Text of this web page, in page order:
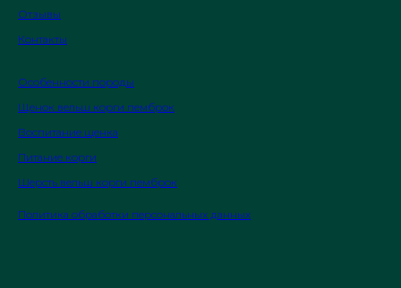
Отзывы
Контакты
Особенности породы
Щенок вельш корги пемброк
Воспитание щенка
Питание корги
Шерсть вельш корги пемброк
Политика обработки персональных данных